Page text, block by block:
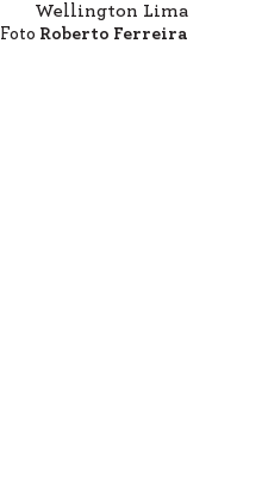
Wellington Lima
Foto Roberto Ferreira